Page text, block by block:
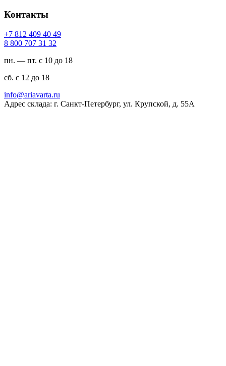
Контакты
94 04 904 218 7+
23 13 707 008 8
пн. — пт. с 10 до 18
сб. с 12 до 18
ur.atravaira@ofni
Адрес склада: г. Санкт-Петербург, ул. Крупской, д. 55А